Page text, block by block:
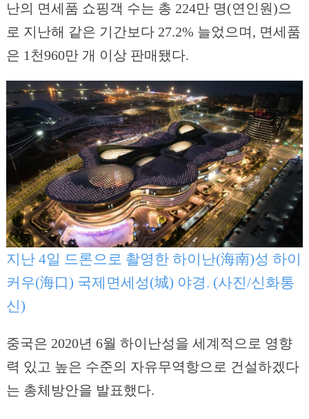
난의 면세품 쇼핑객 수는 총 224만 명(연인원)으
로 지난해 같은 기간보다 27.2% 늘었으며, 면세품
은 1천960만 개 이상 판매됐다.
지난 4일 드론으로 촬영한 하이난(海南)성 하이
커우(海口) 국제면세성(城) 야경. (사진/신화통
신)
중국은 2020년 6월 하이난성을 세계적으로 영향
력 있고 높은 수준의 자유무역항으로 건설하겠다
는 총체방안을 발표했다.